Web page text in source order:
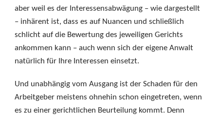
aber weil es der Interessensabwägung – wie dargestellt
– inhärent ist, dass es auf Nuancen und schließlich
schlicht auf die Bewertung des jeweiligen Gerichts
ankommen kann – auch wenn sich der eigene Anwalt
natürlich für Ihre Interessen einsetzt.
Und unabhängig vom Ausgang ist der Schaden für den
Arbeitgeber meistens ohnehin schon eingetreten, wenn
es zu einer gerichtlichen Beurteilung kommt. Denn